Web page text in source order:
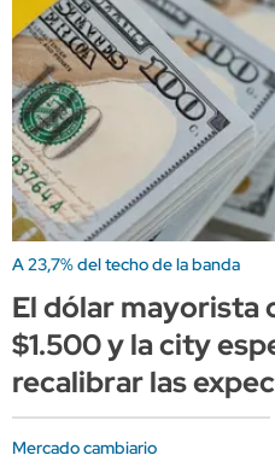
A 23,7% del techo de la banda
El dólar mayorista
$1.500 y la city
recalibrar las
Mercado cambiario